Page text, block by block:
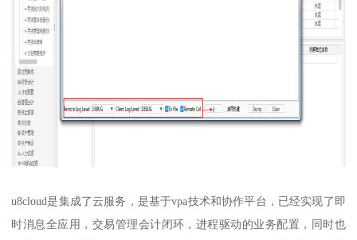
u8cloud是集成了云服务，是基于vpa技术和协作平台，已经实现了即
时消息全应用，交易管理会计闭环，进程驱动的业务配置，同时也